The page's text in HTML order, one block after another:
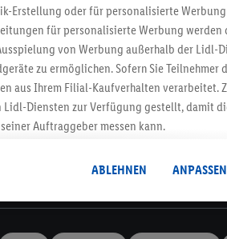
Rückgabefrist von
Newsletter
an & sichere dir dein
Erstellung oder für personalisierte
für personalisierte Werbung werden
von Werbung außerhalb der Lidl-
zu ermöglichen. Sofern Sie Teilnehmer
aus Ihrem Filial-Kaufverhalten verarbeitet.
Diensten zur Verfügung gestellt, damit
Auftraggeber messen kann.
von Daten (z.B. über Ihre Nutzung
Ihrem Kundenkonto - z.B. Alter oder
und Lidl-Dienste hinweg
ABLEHNEN ANPASSEN